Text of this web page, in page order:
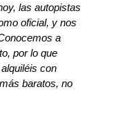
las autopistas
oficial, y nos
a
por lo que
con
baratos, no